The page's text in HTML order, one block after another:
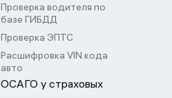
Проверка водителя по
базе ГИБДД
Проверка ЭПТС
Расшифровка VIN кода
авто
ОСАГО у страховых